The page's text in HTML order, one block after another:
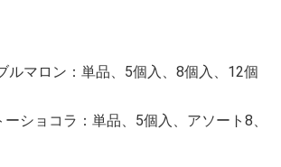
ルマロン：単品、5個入、8個入、12個
ショコラ：単品、5個入、アソート8、